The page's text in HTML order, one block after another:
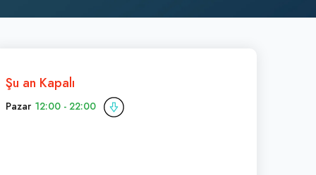
Şu an Kapalı
Pazar 12:00 - 22:00